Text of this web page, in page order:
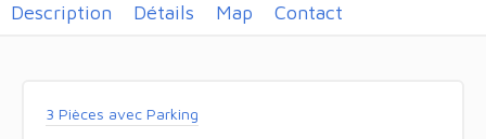
Description Détails Map Contact
3 Pièces avec Parking